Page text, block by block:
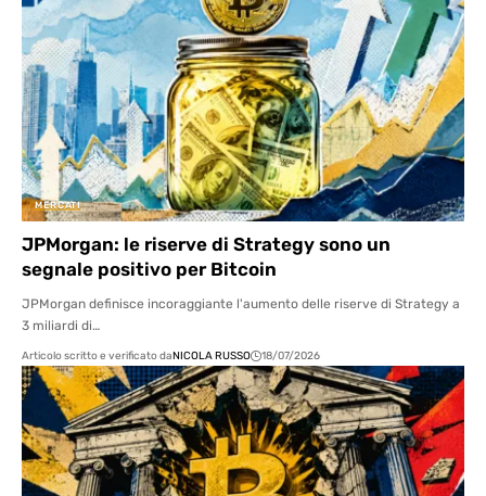
MERCATI
JPMorgan: le riserve di Strategy sono un
segnale positivo per Bitcoin
JPMorgan definisce incoraggiante l'aumento delle riserve di Strategy a
3 miliardi di…
Articolo scritto e verificato daNICOLA RUSSO 18/07/2026